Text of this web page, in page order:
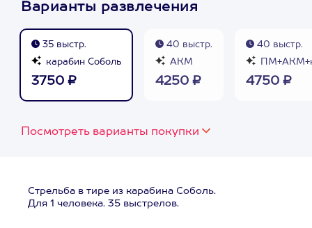
Варианты развлечения
35 выстр.
карабин Соболь
3750 ₽
40 выстр.
АКМ
4250 ₽
40 выстр.
4750 ₽
Посмотреть варианты покупки
Стрельба в тире из карабина Соболь.
Для 1 человека. 35 выстрелов.